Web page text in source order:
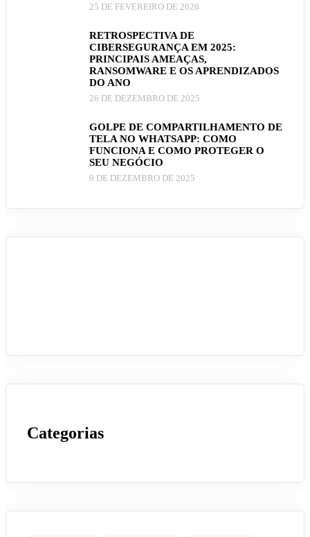
25 DE FEVEREIRO DE 2026
RETROSPECTIVA DE
CIBERSEGURANÇA EM 2025:
PRINCIPAIS AMEAÇAS,
RANSOMWARE E OS APRENDIZADOS
DO ANO
26 DE DEZEMBRO DE 2025
GOLPE DE COMPARTILHAMENTO DE
TELA NO WHATSAPP: COMO
FUNCIONA E COMO PROTEGER O
SEU NEGÓCIO
9 DE DEZEMBRO DE 2025
Categorias